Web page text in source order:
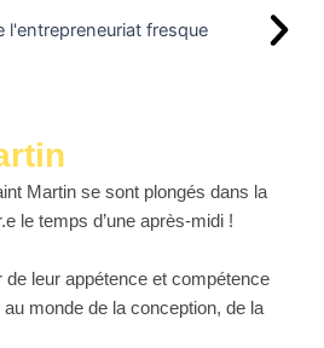
Martin se sont plongés dans la
le temps d’une après-midi !
leur appétence et compétence
monde de la conception, de la